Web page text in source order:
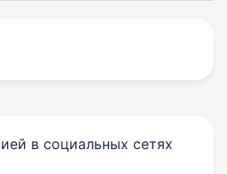
в социальных сетях